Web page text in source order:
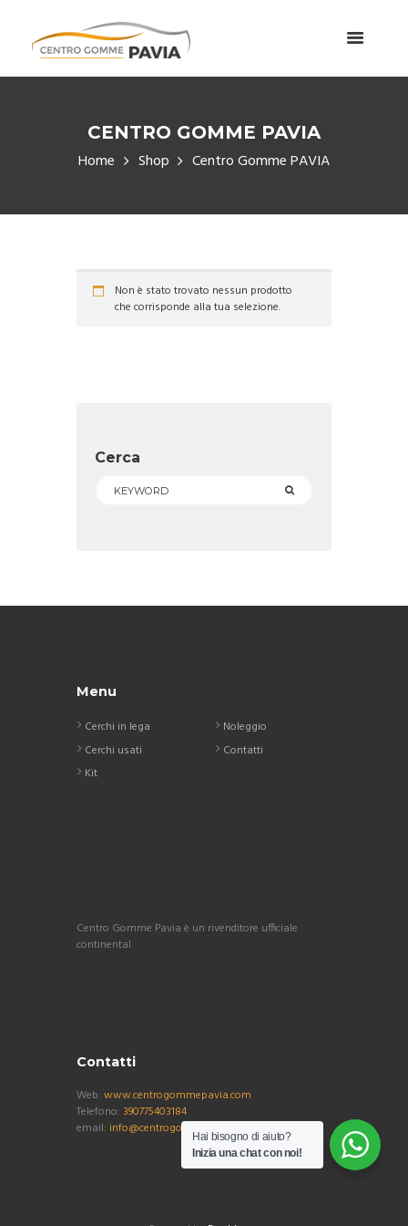
CENTRO GOMME PAVIA
Home Shop Centro Gomme PAVIA
Non è stato trovato nessun prodotto
che corrisponde alla tua selezione.
Cerca
Menu
Cerchi in lega
Cerchi usati
Kit
Noleggio
Contatti
Centro Gomme Pavia è un rivenditore ufficiale
continental
Contatti
Web: www.centrogommepavia.com
Telefono: 390775403184
email: info@centrogommepavia.com
Hai bisogno di aiuto?
Inizia una chat con noi!